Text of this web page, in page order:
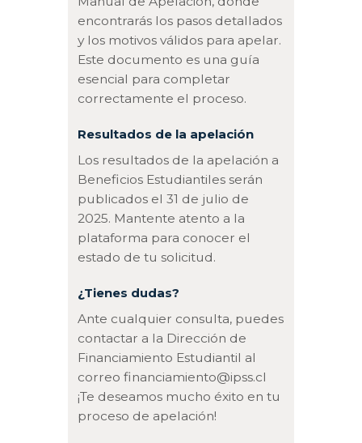
encontrarás los pasos detallados
y los motivos válidos para apelar.
Este documento es una guía
esencial para completar
correctamente el proceso.
Resultados de la apelación
Los resultados de la apelación a
Beneficios Estudiantiles serán
publicados el 31 de julio de
2025. Mantente atento a la
plataforma para conocer el
estado de tu solicitud.
¿Tienes dudas?
Ante cualquier consulta, puedes
contactar a la Dirección de
Financiamiento Estudiantil al
correo financiamiento@ipss.cl
¡Te deseamos mucho éxito en tu
proceso de apelación!